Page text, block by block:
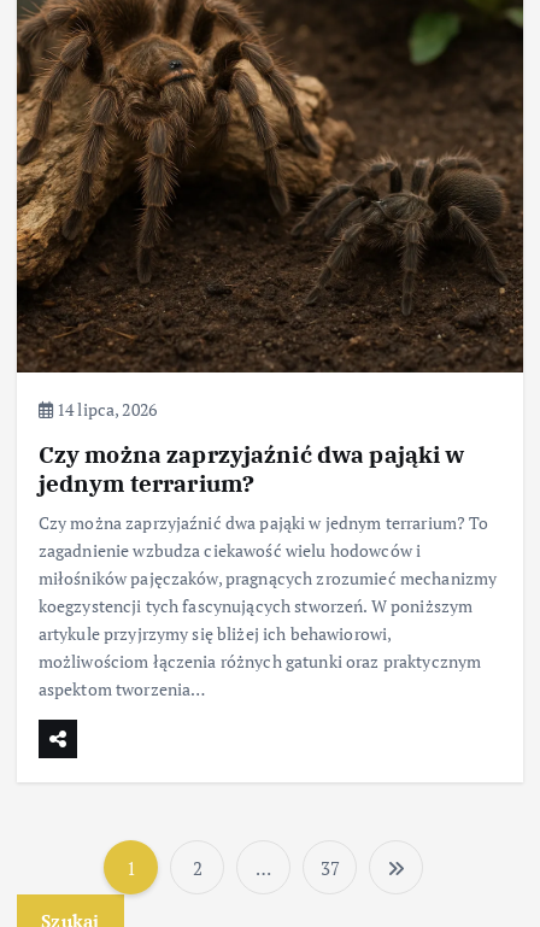
14 lipca, 2026
Czy można zaprzyjaźnić dwa pająki w
jednym terrarium?
Czy można zaprzyjaźnić dwa pająki w jednym terrarium? To
zagadnienie wzbudza ciekawość wielu hodowców i
miłośników pajęczaków, pragnących zrozumieć mechanizmy
koegzystencji tych fascynujących stworzeń. W poniższym
artykule przyjrzymy się bliżej ich behawiorowi,
możliwościom łączenia różnych gatunki oraz praktycznym
aspektom tworzenia…
S
1 2 … 37
Szukaj